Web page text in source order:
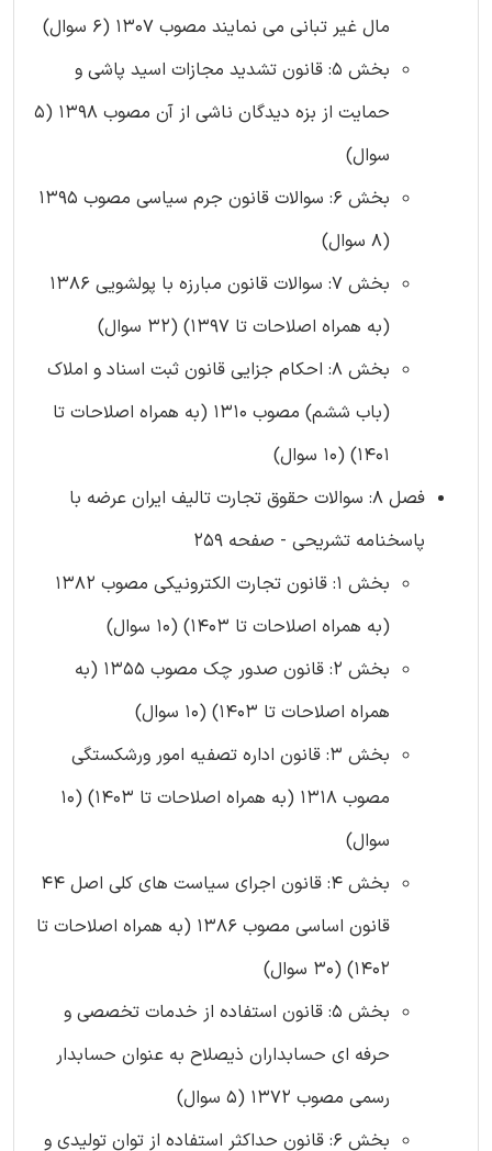
مال غیر تبانی می نمایند مصوب 1307 (6 سوال)
بخش 5: قانون تشدید مجازات اسید پاشی و
حمایت از بزه دیدگان ناشی از آن مصوب 1398 (5
سوال)
بخش 6: سوالات قانون جرم سیاسی مصوب 1395
(8 سوال)
بخش 7: سوالات قانون مبارزه با پولشویی 1386
(به همراه اصلاحات تا 1397) (32 سوال)
بخش 8: احکام جزایی قانون ثبت اسناد و املاک
(باب ششم) مصوب 1310 (به همراه اصلاحات تا
1401) (10 سوال)
فصل 8: سوالات حقوق تجارت تالیف ایران عرضه با
پاسخنامه تشریحی - صفحه 259
بخش 1: قانون تجارت الکترونیکی مصوب 1382
(به همراه اصلاحات تا 1403) (10 سوال)
بخش 2: قانون صدور چک مصوب 1355 (به
همراه اصلاحات تا 1403) (10 سوال)
بخش 3: قانون اداره تصفیه امور ورشکستگی
مصوب 1318 (به همراه اصلاحات تا 1403) (10
سوال)
بخش 4: قانون اجرای سیاست های کلی اصل 44
قانون اساسی مصوب 1386 (به همراه اصلاحات تا
1402) (30 سوال)
بخش 5: قانون استفاده از خدمات تخصصی و
حرفه ای حسابداران ذیصلاح به عنوان حسابدار
رسمی مصوب 1372 (5 سوال)
بخش 6: قانون حداکثر استفاده از توان تولیدی و